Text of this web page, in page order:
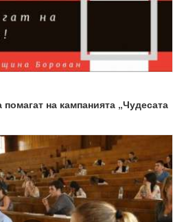
на кампанията „Чудесата